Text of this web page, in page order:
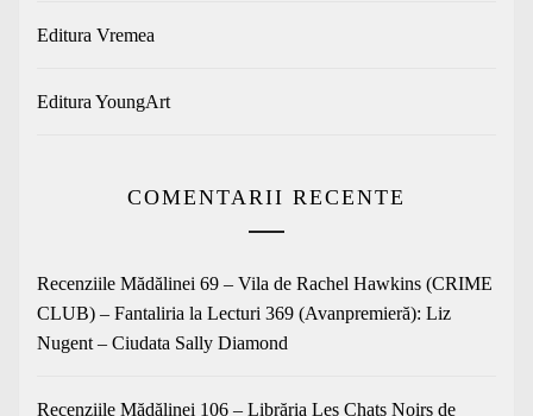
Editura Vremea
Editura YoungArt
COMENTARII RECENTE
Recenziile Mădălinei 69 – Vila de Rachel Hawkins (CRIME
CLUB) – Fantaliria la Lecturi 369 (Avanpremieră): Liz
Nugent – Ciudata Sally Diamond
Recenziile Mădălinei 106 – Librăria Les Chats Noirs de